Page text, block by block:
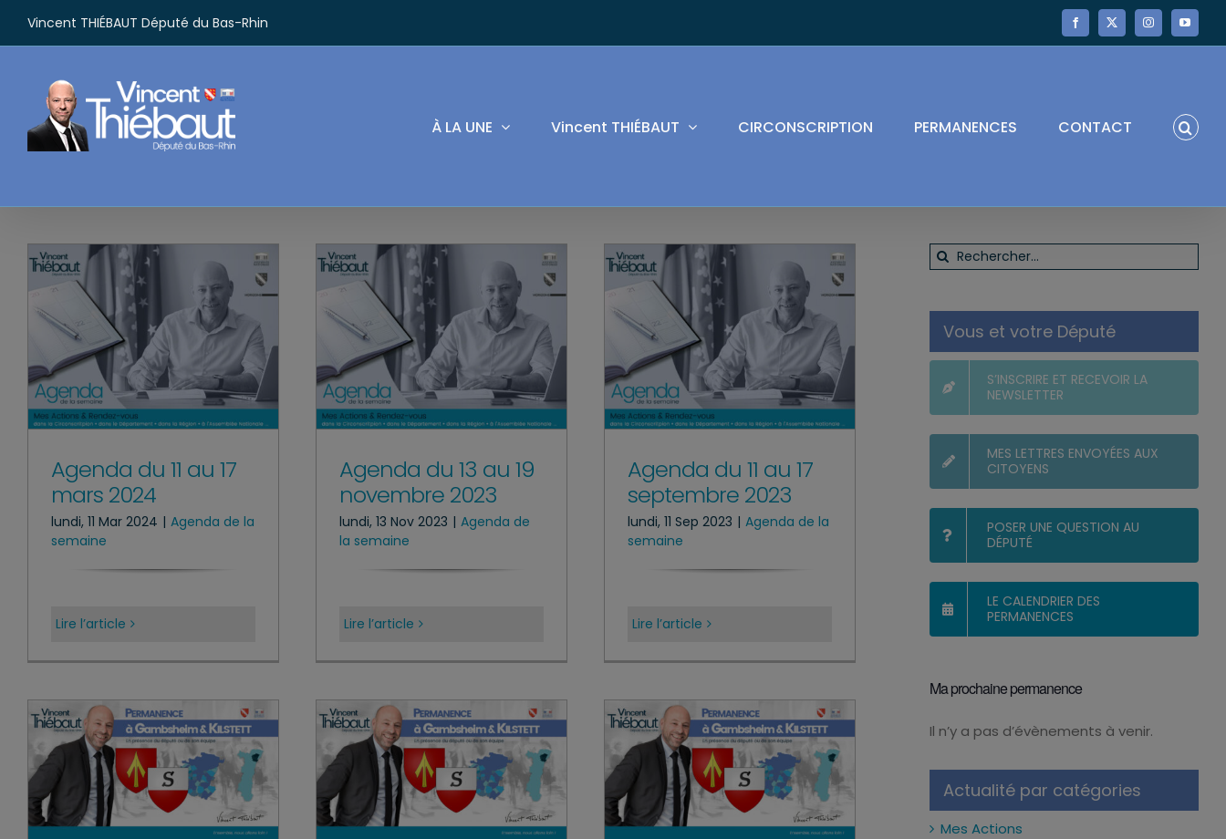
contenu
Vincent THIÉBAUT Député du Bas-Rhin Facebook
X InstagramYouTube
À LA UNE Vincent THIÉBAUT CIRCONSCRIPTION PERMANENCES CONTACT
Agenda du 11 au 17
mars 2024
lundi, 11 Mar 2024 | Agenda de la
semaine
Lire l’article
Agenda du 13 au 19
novembre 2023
lundi, 13 Nov 2023 | Agenda de
la semaine
Lire l’article
Agenda du 11 au 17
septembre 2023
lundi, 11 Sep 2023 | Agenda de la
semaine
Lire l’article
Rechercher:
Vous et votre Député
S’INSCRIRE ET RECEVOIR LA
NEWSLETTER
MES LETTRES ENVOYÉES AUX
CITOYENS
POSER UNE QUESTION AU
DÉPUTÉ
LE CALENDRIER DES
PERMANENCES
Ma prochaine permanence
Notice
Il n’y a pas d’évènements à venir.
Actualité par catégories
Mes Actions